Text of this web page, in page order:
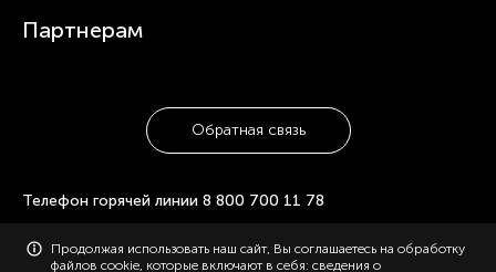
Партнерам
Обратная связь
Телефон горячей линии 8 800 700 11 78
© 2006-2026 «Polaris». Все права защищены. Использование
материалов с сайта polaris.ru возможно только с разрешения
Продолжая использовать наш сайт, Вы соглашаетесь на обработку
файлов cookie, которые включают в себя: сведения о